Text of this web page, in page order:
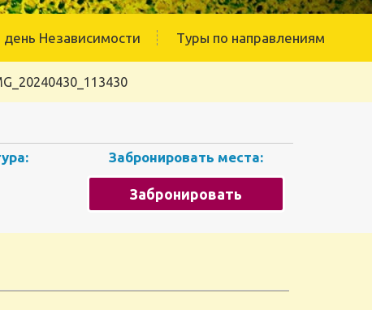
день Независимости Туры по направлениям
Забронировать места:
Забронировать